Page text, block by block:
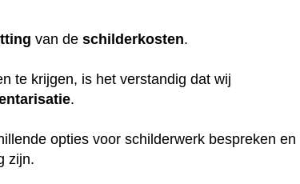
van deschilderkosten.
te krijgen, is het verstandig dat wij
.
opties voor schilderwerk bespreken en
zijn.